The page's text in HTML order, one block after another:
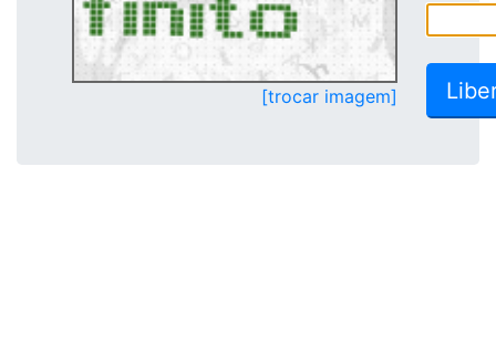
[trocar imagem]